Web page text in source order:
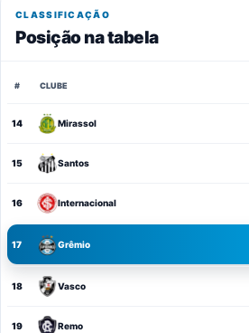
CLASSIFICAÇÃO
Posição na tabela
# CLUBE
14 Mirassol
15 Santos
16 Internacional
17 Grêmio
18 Vasco
19 Remo